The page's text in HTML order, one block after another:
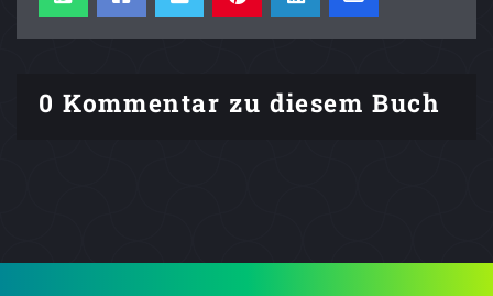
0 Kommentar zu diesem Buch